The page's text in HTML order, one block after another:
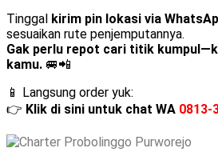
Tinggal kirim pin lokasi via
sesuaikan rute penjemputannya.
Gak perlu repot cari titik
kamu. 🚐📲
📱 Langsung order yuk:
👉 Klik di sini untuk chat WA 0813-